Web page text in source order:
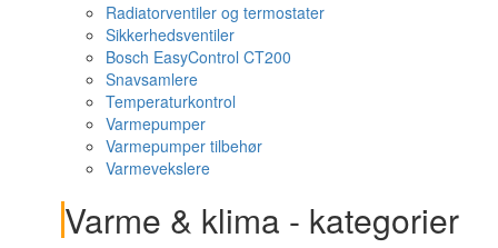
Radiatorventiler og termostater
Sikkerhedsventiler
Bosch EasyControl CT200
Snavsamlere
Temperaturkontrol
Varmepumper
Varmepumper tilbehør
Varmevekslere
Varme & klima - kategorier